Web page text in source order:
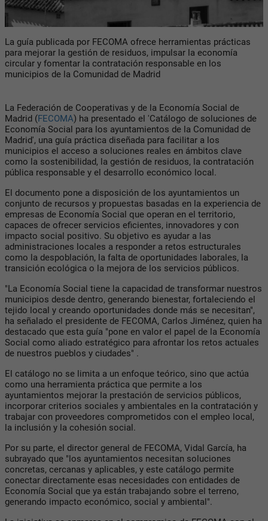
La guía publicada por FECOMA ofrece herramientas prácticas
para mejorar la gestión de residuos, impulsar la economía
circular y fomentar la contratación responsable en los
municipios de la Comunidad de Madrid
La Federación de Cooperativas y de la Economía Social de
Madrid (FECOMA) ha presentado el 'Catálogo de soluciones de
Economía Social para los ayuntamientos de la Comunidad de
Madrid', una guía práctica diseñada para facilitar a los
municipios el acceso a soluciones reales en ámbitos clave
como la sostenibilidad, la gestión de residuos, la contratación
pública responsable y el desarrollo económico local.
El documento pone a disposición de los ayuntamientos un
conjunto de recursos y propuestas basadas en la experiencia de
empresas de Economía Social que operan en el territorio,
capaces de ofrecer servicios eficientes, innovadores y con
impacto social positivo. Su objetivo es ayudar a las
administraciones locales a responder a retos estructurales
como la despoblación, la falta de oportunidades laborales, la
transición ecológica o la mejora de los servicios públicos.
"La Economía Social tiene la capacidad de transformar nuestros
municipios desde dentro, generando bienestar, fortaleciendo el
tejido local y creando oportunidades donde más se necesitan",
ha señalado el presidente de FECOMA, Carlos Jiménez, quien ha
destacado que esta guía "pone en valor el papel de la Economía
Social como aliado estratégico para afrontar los retos actuales
de nuestros pueblos y ciudades" .
El catálogo no se limita a un enfoque teórico, sino que actúa
como una herramienta práctica que permite a los
ayuntamientos mejorar la prestación de servicios públicos,
incorporar criterios sociales y ambientales en la contratación y
trabajar con proveedores comprometidos con el empleo local,
la inclusión y la cohesión social.
Por su parte, el director general de FECOMA, Vidal García, ha
subrayado que "los ayuntamientos necesitan soluciones
concretas, cercanas y aplicables, y este catálogo permite
conectar directamente esas necesidades con entidades de
Economía Social que ya están trabajando sobre el terreno,
generando impacto económico, social y ambiental".